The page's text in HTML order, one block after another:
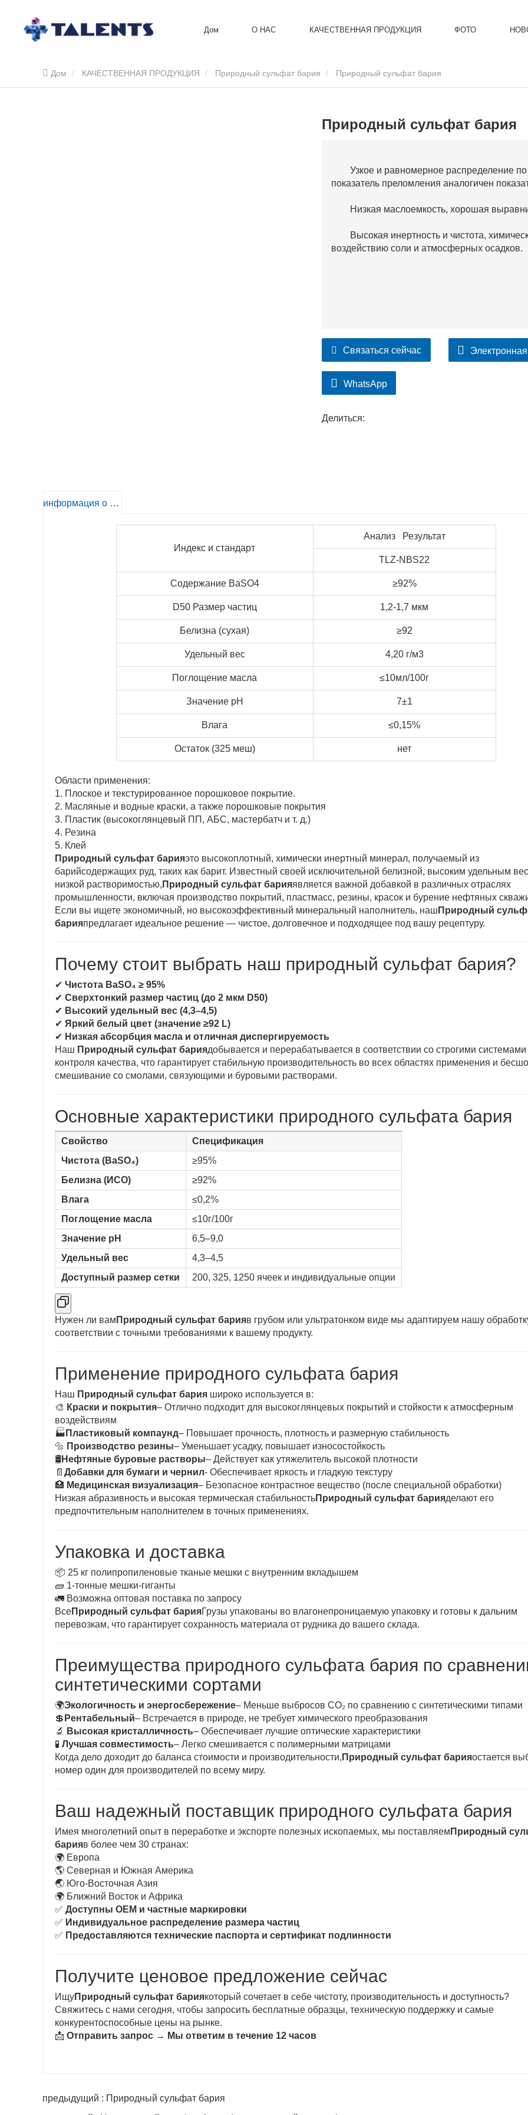
Дом О НАС КАЧЕСТВЕННАЯ ПРОДУКЦИЯ ФОТО
Дом КАЧЕСТВЕННАЯ ПРОДУКЦИЯ Природный сульфат бария Природный сульфат бария
Природный сульфат бария
Узкое и равномерное распределение
показатель преломления аналогичен
Низкая маслоемкость, хорошая
Высокая инертность и чистота,
воздействию соли и атмосферных осадков.
Связаться сейчас
WhatsApp
Делиться:
информация о продукте
Индекс и стандарт
Анализ Результат
TLZ-NBS22
Содержание BaSO4 ≥92%
D50 Размер частиц 1,2-1,7 мкм
Белизна (сухая) ≥92
Удельный вес 4,20 г/м3
Поглощение масла ≤10мл/100г
Значение pH 7±1
Влага ≤0,15%
Остаток (325 меш) нет
Области применения:
1. Плоское и текстурированное порошковое покрытие.
2. Масляные и водные краски, а также порошковые покрытия
3. Пластик (высокоглянцевый ПП, АБС, мастербатч и т. д.)
4. Резина
5. Клей
Природный сульфат барияэто высокоплотный, химически инертный минерал, получаемый из
барийсодержащих руд, таких как барит. Известный своей исключительной белизной, высоким удельным
низкой растворимостью, Природный сульфат барияявляется важной добавкой в ​​различных отраслях
промышленности, включая производство покрытий, пластмасс, резины, красок и бурение нефтяных
Если вы ищете экономичный, но высокоэффективный минеральный наполнитель, наш Природный
барияпредлагает идеальное решение — чистое, долговечное и подходящее под вашу рецептуру.
Почему стоит выбрать наш природный сульфат бария?
✔ Чистота BaSO₄ ≥ 95%
✔ Сверхтонкий размер частиц (до 2 мкм D50)
✔ Высокий удельный вес (4,3–4,5)
✔ Яркий белый цвет (значение ≥92 L)
✔ Низкая абсорбция масла и отличная диспергируемость
Наш Природный сульфат бариядобывается и перерабатывается в соответствии со строгими системами
контроля качества, что гарантирует стабильную производительность во всех областях применения и
смешивание со смолами, связующими и буровыми растворами.
Основные характеристики природного сульфата бария
Свойство
Спецификация
Чистота (BaSO₄)
≥95%
Белизна (ИСО)
≥92%
Влага
≤0,2%
Поглощение масла
≤10г/100г
Значение pH
6,5–9,0
Удельный вес
4,3–4,5
Доступный размер сетки
200, 325, 1250 ячеек и индивидуальные опции
Нужен ли вам Природный сульфат барияв грубом или ультратонком виде мы адаптируем нашу
соответствии с точными требованиями к вашему продукту.
Применение природного сульфата бария
Наш Природный сульфат бария широко используется в:
🎨 Краски и покрытия– Отлично подходит для высокоглянцевых покрытий и стойкости к атмосферным
воздействиям
🏭 Пластиковый компаунд– Повышает прочность, плотность и размерную стабильность
🔩 Производство резины– Уменьшает усадку, повышает износостойкость
🛢️Нефтяные буровые растворы– Действует как утяжелитель высокой плотности
📄 Добавки для бумаги и чернил- Обеспечивает яркость и гладкую текстуру
🏥 Медицинская визуализация– Безопасное контрастное вещество (после специальной обработки)
Низкая абразивность и высокая термическая стабильностьПриродный сульфат барияделают его
предпочтительным наполнителем в точных применениях.
Упаковка и доставка
📦 25 кг полипропиленовые тканые мешки с внутренним вкладышем
🧱 1-тонные мешки-гиганты
🚛 Возможна оптовая поставка по запросу
ВсеПриродный сульфат барияГрузы упакованы во влагонепроницаемую упаковку и готовы к дальним
перевозкам, что гарантирует сохранность материала от рудника до вашего склада.
Преимущества природного сульфата бария по
синтетическими сортами
🌍Экологичность и энергосбережение– Меньше выбросов CO₂ по сравнению с синтетическими типами
💲 Рентабельный– Встречается в природе, не требует химического преобразования
🔬
Высокая кристалличность– Обеспечивает лучшие оптические характеристики
🧪 Лучшая совместимость– Легко смешивается с полимерными матрицами
Когда дело доходит до баланса стоимости и производительности, Природный сульфат барияостается
номер один для производителей по всему миру.
Ваш надежный поставщик природного сульфата бария
Имея многолетний опыт в переработке и экспорте полезных ископаемых, мы поставляем Природный
барияв более чем 30 странах:
🌍 Европа
🌎 Северная и Южная Америка
🌏 Юго-Восточная Азия
🌍 Ближний Восток и Африка
✅ Доступны OEM и частные маркировки
✅ Индивидуальное распределение размера частиц
✅ Предоставляются технические паспорта и сертификат подлинности
Получите ценовое предложение сейчас
ИщуПриродный сульфат бариякоторый сочетает в себе чистоту, производительность и доступность?
Свяжитесь с нами сегодня, чтобы запросить бесплатные образцы, техническую поддержку и самые
конкурентоспособные цены на рынке.
📩 Отправить запрос → Мы ответим в течение 12 часов
предыдущий : Природный сульфат бария